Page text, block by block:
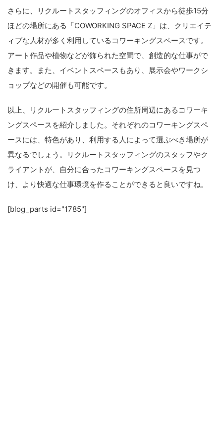
さらに、リクルートスタッフィングのオフィスから徒歩15分
ほどの場所にある「COWORKING SPACE Z」は、クリエイテ
ィブな人材が多く利用しているコワーキングスペースです。
アート作品や植物などが飾られた空間で、創造的な仕事がで
きます。また、イベントスペースもあり、展示会やワークシ
ョップなどの開催も可能です。
以上、リクルートスタッフィングの住所周辺にあるコワーキ
ングスペースを紹介しました。それぞれのコワーキングスペ
ースには、特色があり、利用する人によって選ぶべき場所が
異なるでしょう。リクルートスタッフィングのスタッフやク
ライアントが、自分に合ったコワーキングスペースを見つ
け、より快適な仕事環境を作ることができると良いですね。
[blog_parts id="1785"]